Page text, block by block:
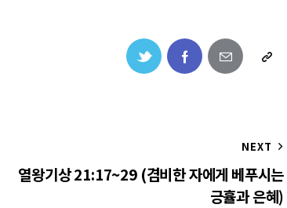
NEXT
열왕기상 21:17~29 (겸비한 자에게 베푸시는
긍휼과 은혜)